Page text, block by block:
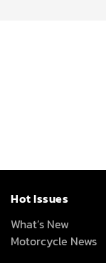
Hot Issues
What’s New
Motorcycle News